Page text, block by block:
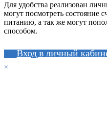
Для удобства реализован
могут посмотреть состояние
питанию, а так же могут
способом.
Вход в личный
×